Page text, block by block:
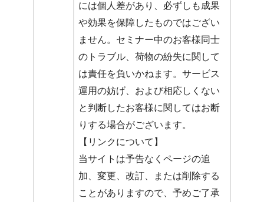
には個人差があり、必ずしも成果
や効果を保障したものではござい
ません。セミナー中のお客様同士
のトラブル、荷物の紛失に関して
は責任を負いかねます。サービス
運用の妨げ、および相応しくない
と判断したお客様に関してはお断
りする場合がございます。
【リンクについて】
当サイトは予告なくページの追
加、変更、改訂、または削除する
ことがありますので、予めご了承